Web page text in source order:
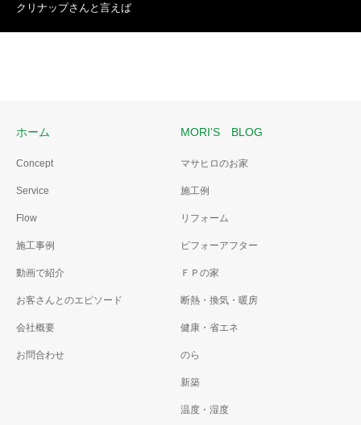
クリナップさんと言えば
ホーム
Concept
Service
Flow
施工事例
動画で紹介
お客さんとのエピソード
会社概要
お問合わせ
MORI’S BLOG
マサヒロのお家
施工例
リフォーム
ビフォーアフター
ＦＰの家
断熱・換気・暖房
健康・省エネ
のら
新築
温度・湿度